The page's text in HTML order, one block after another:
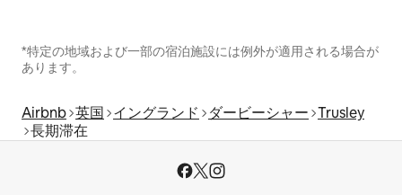
*特定の地域および一部の宿泊施設には例外が適用される場合が
あります。
Airbnb 英国 イングランド ダービーシャー Trusley
長期滞在